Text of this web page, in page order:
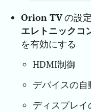
Orion TVの設
エレトニックコ
を有効にする
HDMI制御
デバイスの自
ディスプレ